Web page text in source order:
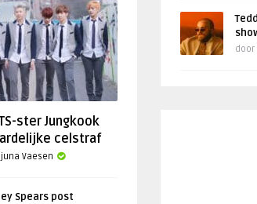
ster Jungkook
celstraf
Vaesen
Spears post
door